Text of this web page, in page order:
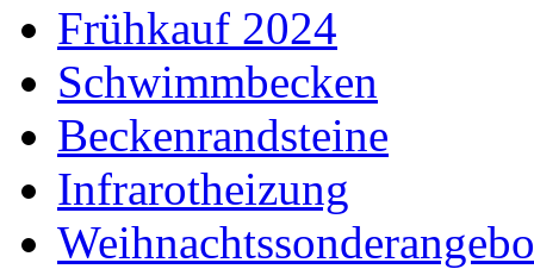
Frühkauf 2024
Schwimmbecken
Beckenrandsteine
Infrarotheizung